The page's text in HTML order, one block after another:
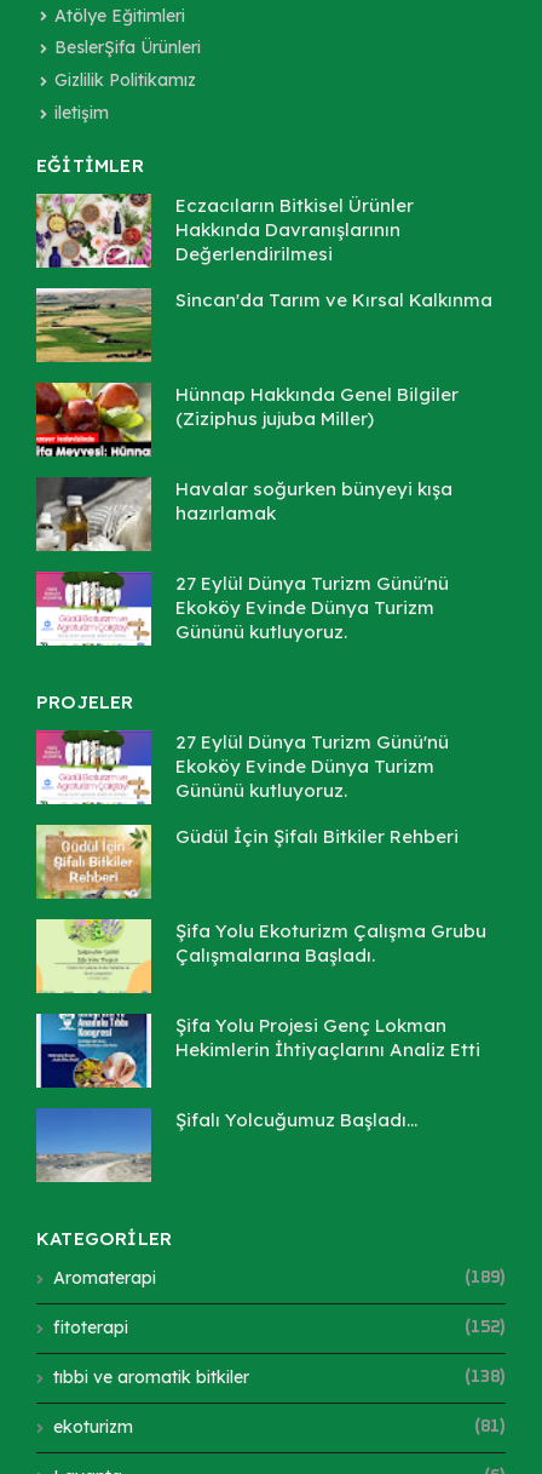
Atölye Eğitimleri
BeslerŞifa Ürünleri
Gizlilik Politikamız
iletişim
EĞİTİMLER
Eczacıların Bitkisel Ürünler
Hakkında Davranışlarının
Değerlendirilmesi
Sincan'da Tarım ve Kırsal Kalkınma
Hünnap Hakkında Genel Bilgiler
(Ziziphus jujuba Miller)
Havalar soğurken bünyeyi kışa
hazırlamak
27 Eylül Dünya Turizm Günü'nü
Ekoköy Evinde Dünya Turizm
Gününü kutluyoruz.
PROJELER
27 Eylül Dünya Turizm Günü'nü
Ekoköy Evinde Dünya Turizm
Gününü kutluyoruz.
Güdül İçin Şifalı Bitkiler Rehberi
Şifa Yolu Ekoturizm Çalışma Grubu
Çalışmalarına Başladı.
Şifa Yolu Projesi Genç Lokman
Hekimlerin İhtiyaçlarını Analiz Etti
Şifalı Yolcuğumuz Başladı...
KATEGORİLER
Aromaterapi (189)
fitoterapi (152)
tıbbi ve aromatik bitkiler (138)
ekoturizm (81)